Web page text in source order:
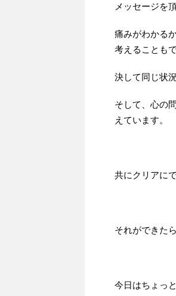
メッセージを
痛みがわかる
考えることも
決して同じ状
そして、心の
えています。
共にクリアに
それができた
今日はちょっ